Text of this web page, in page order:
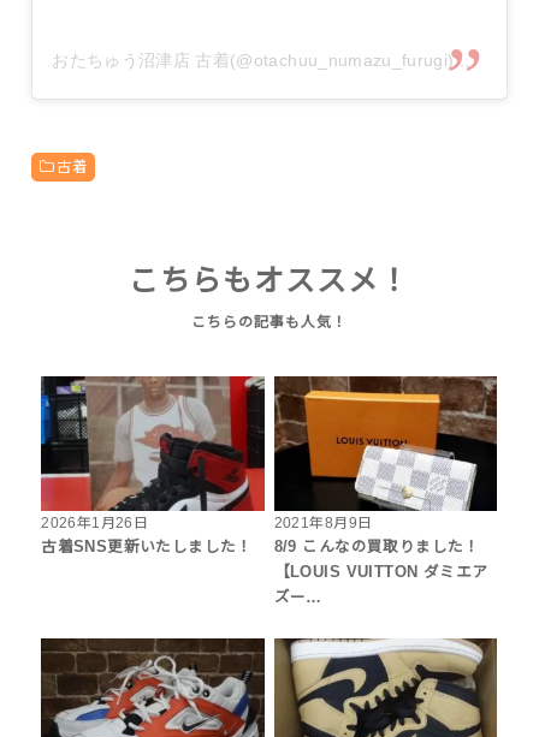
おたちゅう沼津店 古着(@otachuu_numazu_furugi)がシェアした投稿
古着
こちらもオススメ！
2026年1月26日
古着SNS更新いたしました！
2021年8月9日
8/9 こんなの買取りました！
【LOUIS VUITTON ダミエア
ズー…